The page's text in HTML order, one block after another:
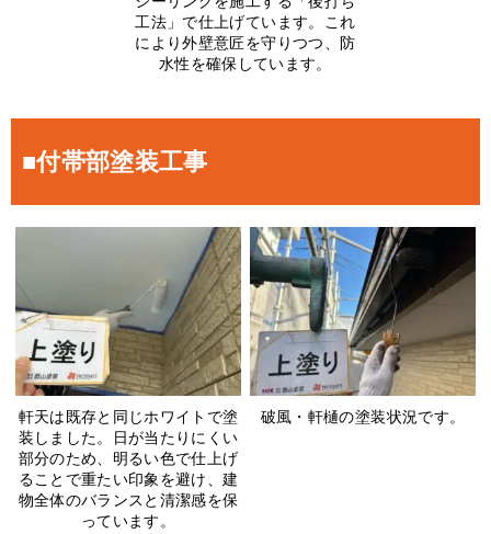
工法」で仕上げています。これ
により外壁意匠を守りつつ、防
水性を確保しています。
■付帯部塗装工事
軒天は既存と同じホワイトで塗
装しました。日が当たりにくい
部分のため、明るい色で仕上げ
ることで重たい印象を避け、建
物全体のバランスと清潔感を保
っています。
破風・軒樋の塗装状況です。